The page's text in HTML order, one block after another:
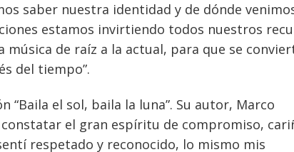
saber nuestra identidad y de dónde
estamos invirtiendo todos nuestros
de raíz a la actual, para que se
del tiempo”.
el sol, baila la luna”. Su autor, Marco
constatar el gran espíritu de compromiso,
respetado y reconocido, lo mismo mis